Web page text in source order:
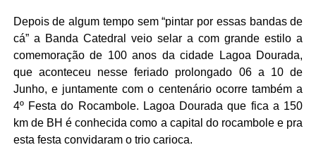
Depois de algum tempo sem “pintar por essas bandas de
cá” a Banda Catedral veio selar a com grande estilo a
comemoração de 100 anos da cidade Lagoa Dourada,
que aconteceu nesse feriado prolongado 06 a 10 de
Junho, e juntamente com o centenário ocorre também a
4º Festa do Rocambole. Lagoa Dourada que fica a 150
km de BH é conhecida como a capital do rocambole e pra
esta festa convidaram o trio carioca.